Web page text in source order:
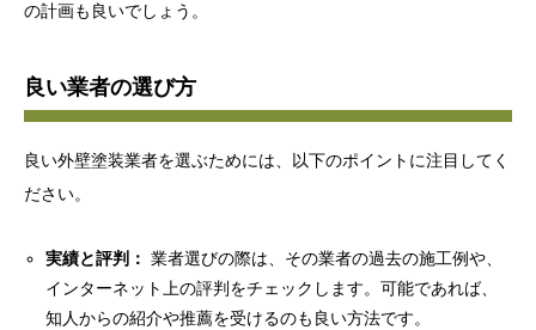
の計画も良いでしょう。
良い業者の選び方
良い外壁塗装業者を選ぶためには、以下のポイントに注目してく
ださい。
実績と評判： 業者選びの際は、その業者の過去の施工例や、
インターネット上の評判をチェックします。可能であれば、
知人からの紹介や推薦を受けるのも良い方法です。